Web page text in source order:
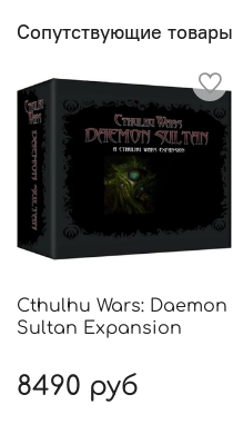
Сопутствующие товары
Cthulhu Wars: Daemon
Sultan Expansion
8490 руб